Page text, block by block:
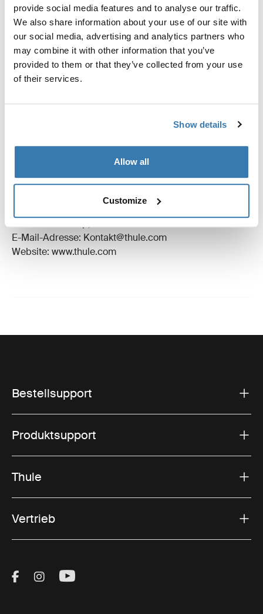
provide social media features and to analyse our traffic.
We also share information about your use of our site with
our social media, advertising and analytics partners who
may combine it with other information that you’ve
provided to them or that they’ve collected from your use
of their services.
Show details
Allow all
Customize
Toggle features
Alle Eigenschaften
Toggle techspec
Technische Daten
Toggle guides and instructions
Anleitung
Herstellungsinformationen
Eingetragenes Warenzeichen: Thule Schweden AB
Name des Herstellers: Thule Schweden
E-Mail-Adresse: Kontakt@thule.com
Website: www.thule.com
Bestellsupport
Produktsupport
Thule
Vertrieb
Visit Thule on Facebook (external link)
Visit Thule on Instagram (external link)
Visit Thule on Youtube (external